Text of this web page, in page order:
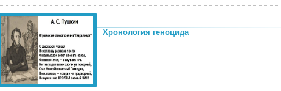
Хронология геноцида